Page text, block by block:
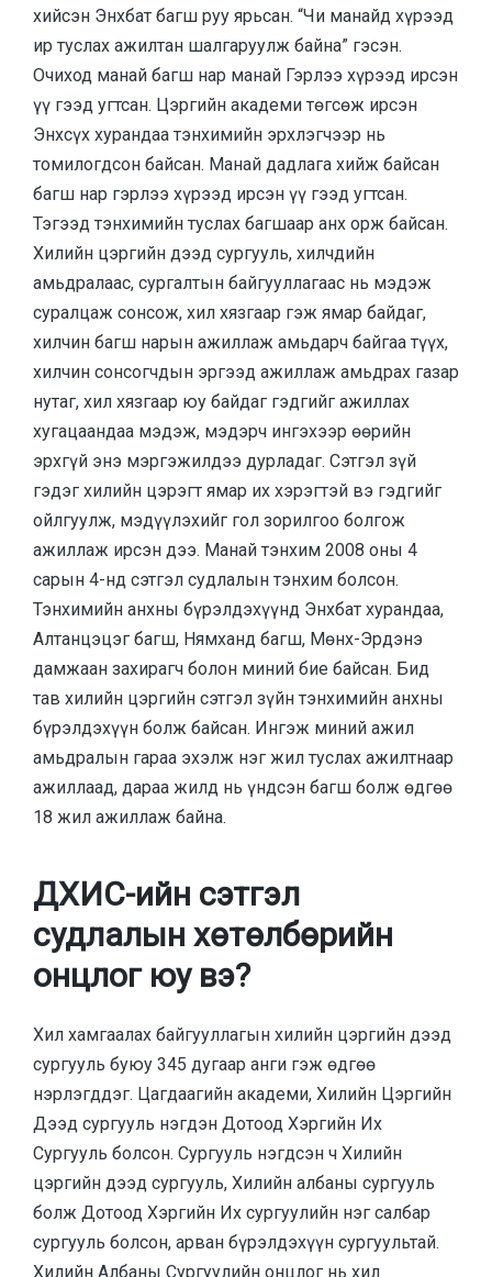
хийсэн Энхбат багш руу ярьсан. “Чи манайд хүрээд
ир туслах ажилтан шалгаруулж байна” гэсэн.
Очиход манай багш нар манай Гэрлээ хүрээд ирсэн
үү гээд угтсан. Цэргийн академи төгсөж ирсэн
Энхсүх хурандаа тэнхимийн эрхлэгчээр нь
томилогдсон байсан. Манай дадлага хийж байсан
багш нар гэрлээ хүрээд ирсэн үү гээд угтсан.
Тэгээд тэнхимийн туслах багшаар анх орж байсан.
Хилийн цэргийн дээд сургууль, хилчдийн
амьдралаас, сургалтын байгууллагаас нь мэдэж
суралцаж сонсож, хил хязгаар гэж ямар байдаг,
хилчин багш нарын ажиллаж амьдарч байгаа түүх,
хилчин сонсогчдын эргээд ажиллаж амьдрах газар
нутаг, хил хязгаар юу байдаг гэдгийг ажиллах
хугацаандаа мэдэж, мэдэрч ингэхээр өөрийн
эрхгүй энэ мэргэжилдээ дурладаг. Сэтгэл зүй
гэдэг хилийн цэрэгт ямар их хэрэгтэй вэ гэдгийг
ойлгуулж, мэдүүлэхийг гол зорилгоо болгож
ажиллаж ирсэн дээ. Манай тэнхим 2008 оны 4
сарын 4-нд сэтгэл судлалын тэнхим болсон.
Тэнхимийн анхны бүрэлдэхүүнд Энхбат хурандаа,
Алтанцэцэг багш, Нямханд багш, Мөнх-Эрдэнэ
дамжаан захирагч болон миний бие байсан. Бид
тав хилийн цэргийн сэтгэл зүйн тэнхимийн анхны
бүрэлдэхүүн болж байсан. Ингэж миний ажил
амьдралын гараа эхэлж нэг жил туслах ажилтнаар
ажиллаад, дараа жилд нь үндсэн багш болж өдгөө
18 жил ажиллаж байна.
ДХИС-ийн сэтгэл
судлалын хөтөлбөрийн
онцлог юу вэ?
Хил хамгаалах байгууллагын хилийн цэргийн дээд
сургууль буюу 345 дугаар анги гэж өдгөө
нэрлэгддэг. Цагдаагийн академи, Хилийн Цэргийн
Дээд сургууль нэгдэн Дотоод Хэргийн Их
Сургууль болсон. Сургууль нэгдсэн ч Хилийн
цэргийн дээд сургууль, Хилийн албаны сургууль
болж Дотоод Хэргийн Их сургуулийн нэг салбар
сургууль болсон, арван бүрэлдэхүүн сургуультай.
Хилийн Албаны Сургуулийн онцлог нь хил